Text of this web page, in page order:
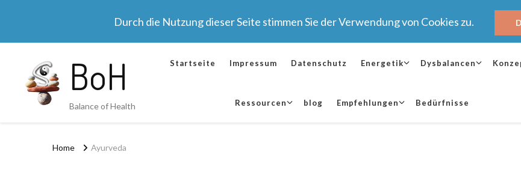
Durch die Nutzung dieser Seite stimmen Sie der Verwendung von Cookies zu.
BoH
Balance of Health
Startseite Impressum Datenschutz Energetik Dysbalancen
Ressourcen blog Empfehlungen Bedürfnisse
Home Ayurveda